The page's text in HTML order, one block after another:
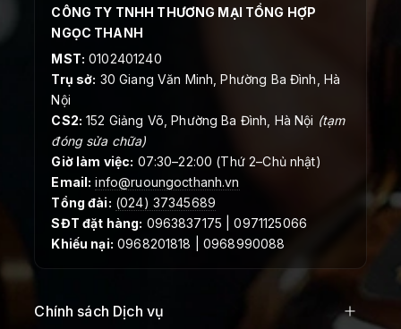
CÔNG TY TNHH THƯƠNG MẠI TỔNG HỢP
NGỌC THANH
MST: 0102401240
Trụ sở: 30 Giang Văn Minh, Phường Ba Đình, Hà
Nội
CS2: 152 Giảng Võ, Phường Ba Đình, Hà Nội (tạm
đóng sửa chữa)
Giờ làm việc: 07:30–22:00 (Thứ 2–Chủ nhật)
Email: info@ruoungocthanh.vn
Tổng đài: (024) 37345689
SĐT đặt hàng: 0963837175 | 0971125066
Khiếu nại: 0968201818 | 0968990088
Chính sách Dịch vụ